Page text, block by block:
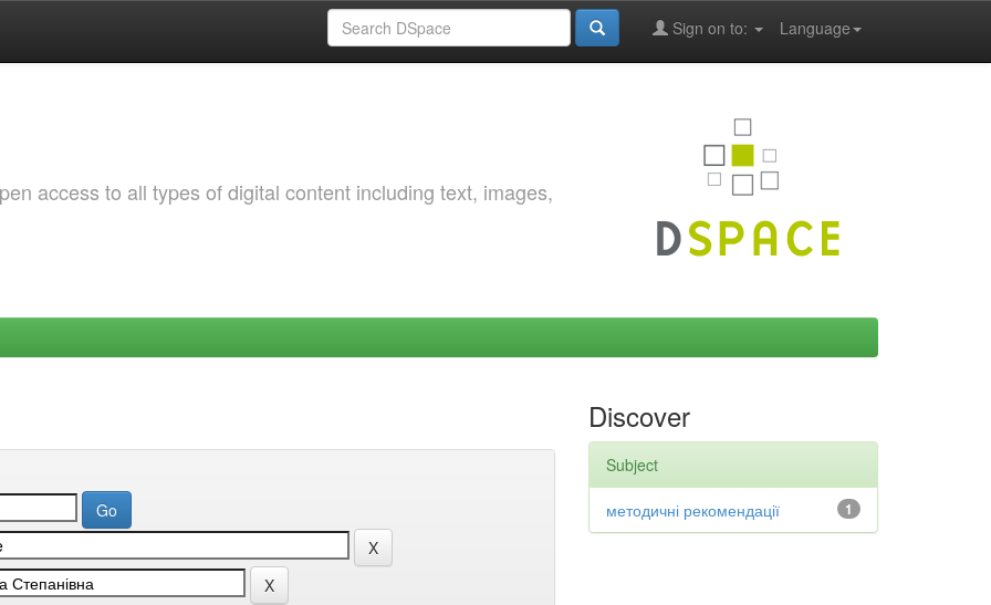
Language
Sign on to:
access to all types of digital content including text, images,
Discover
Subject
1
методичні рекомендації